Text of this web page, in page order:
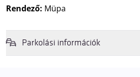
Rendező: Müpa
Parkolási információk